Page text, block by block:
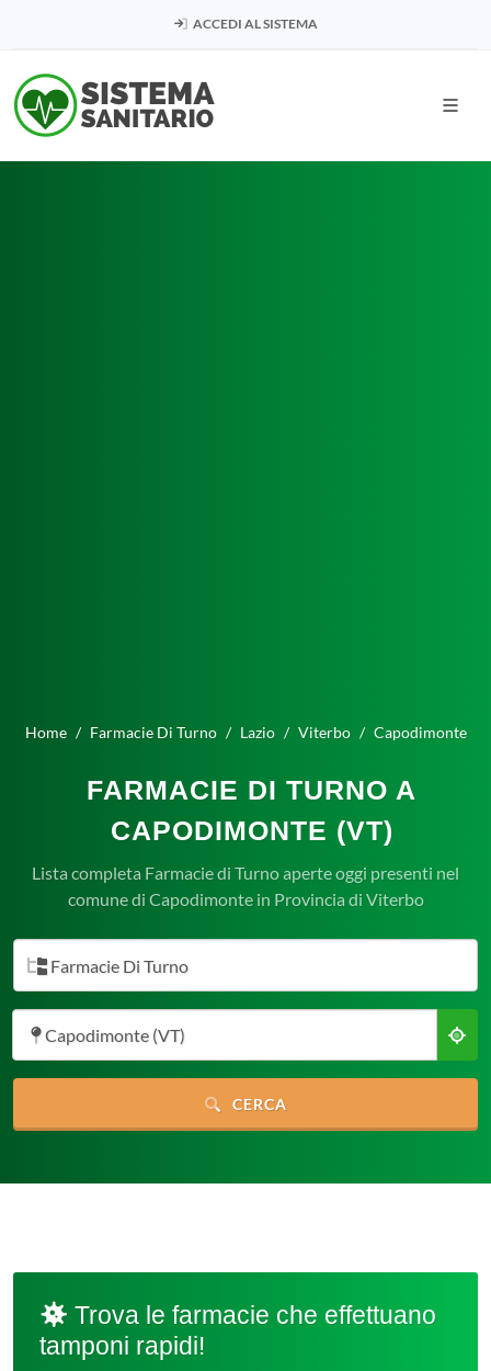
ACCEDI AL SISTEMA
Home Farmacie Di Turno Lazio Viterbo Capodimonte
FARMACIE DI TURNO A
CAPODIMONTE (VT)
Lista completa Farmacie di Turno aperte oggi presenti nel
comune di Capodimonte in Provincia di Viterbo
Farmacie Di Turno
Capodimonte (VT)
CERCA
Trova le farmacie che effettuano
tamponi rapidi!